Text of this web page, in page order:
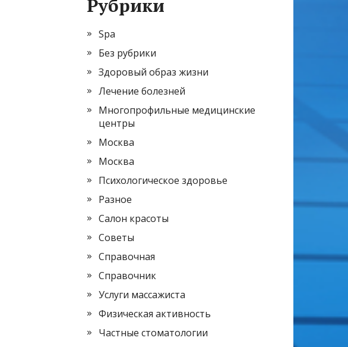
Рубрики
Spa
Без рубрики
Здоровый образ жизни
Лечение болезней
Многопрофильные медицинские
центры
Москва
Москва
Психологическое здоровье
Разное
Салон красоты
Советы
Справочная
Справочник
Услуги массажиста
Физическая активность
Частные стоматологии